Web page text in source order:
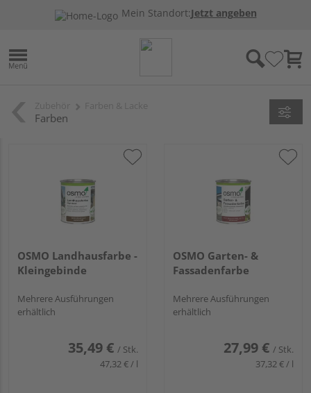
Mein Standort:Jetzt angeben
Farben
OSMO Landhausfarbe -
Kleingebinde
Mehrere Ausführungen
erhältlich
35,49 € / Stk.
47,32 € / l
OSMO Garten- &
Fassadenfarbe
Mehrere Ausführungen
erhältlich
27,99 € / Stk.
37,32 € / l